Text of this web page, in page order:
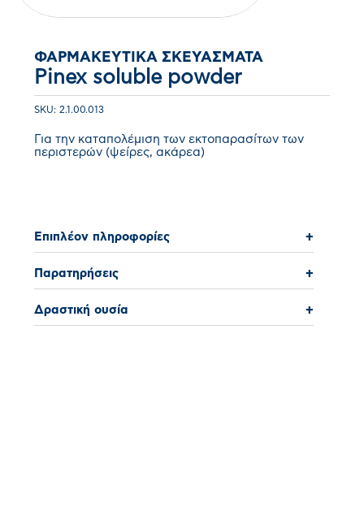
ΦΑΡΜΑΚΕΥΤΙΚΆ ΣΚΕΥΆΣΜΑΤΑ
Pinex soluble powder
SKU: 2.1.00.013
Για την καταπολέμιση των εκτοπαρασίτων των
περιστερών (ψείρες, ακάρεα)
Επιπλέον πληροφορίες +
Παρατηρήσεις +
Δραστική ουσία +